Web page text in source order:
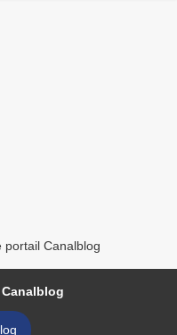
portail Canalblog